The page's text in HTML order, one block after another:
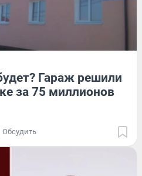
Гараж решили
за 75 миллионов
Обсудить